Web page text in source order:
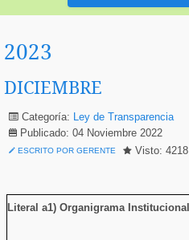
2023
DICIEMBRE
Categoría: Ley de Transparencia
Publicado: 04 Noviembre 2022
ESCRITO POR GERENTE Visto: 4218
Literal a1) Organigrama Institucional